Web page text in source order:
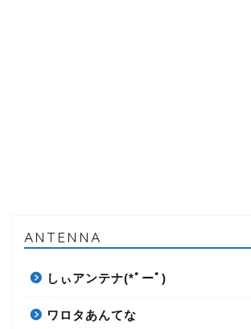
ANTENNA
しぃアンテナ(*ﾟーﾟ)
ワロタあんてな